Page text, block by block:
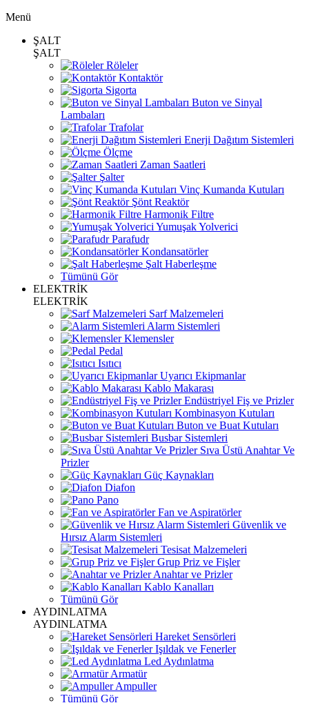
Menü
ŞALT
ŞALT
Röleler
Kontaktör
Sigorta
Buton ve Sinyal
Lambaları
Trafolar
Enerji Dağıtım Sistemleri
Ölçme
Zaman Saatleri
Şalter
Vinç Kumanda Kutuları
Şönt Reaktör
Harmonik Filtre
Yumuşak Yolverici
Parafudr
Kondansatörler
Şalt Haberleşme
Tümünü Gör
ELEKTRİK
ELEKTRİK
Sarf Malzemeleri
Alarm Sistemleri
Klemensler
Pedal
Isıtıcı
Uyarıcı Ekipmanlar
Kablo Makarası
Endüstriyel Fiş ve Prizler
Kombinasyon Kutuları
Buton ve Buat Kutuları
Busbar Sistemleri
Sıva Üstü Anahtar Ve
Prizler
Güç Kaynakları
Diafon
Pano
Fan ve Aspiratörler
Güvenlik ve
Hırsız Alarm Sistemleri
Tesisat Malzemeleri
Grup Priz ve Fişler
Anahtar ve Prizler
Kablo Kanalları
Tümünü Gör
AYDINLATMA
AYDINLATMA
Hareket Sensörleri
Işıldak ve Fenerler
Led Aydınlatma
Armatür
Ampuller
Tümünü Gör